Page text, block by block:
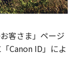
客さま」ページ
Canon ID」によ